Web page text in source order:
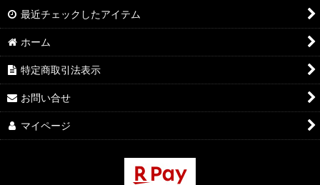
最近チェックしたアイテム
ホーム
特定商取引法表示
お問い合せ
マイページ